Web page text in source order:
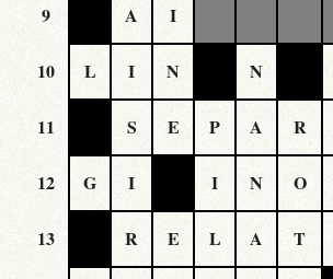
9 A I
10 L I N N
11 S E P A R
12 G I I N O
13 R E L A T